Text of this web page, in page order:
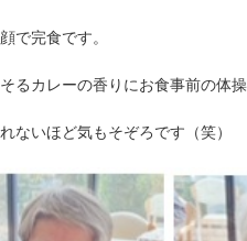
で完食です。
るカレーの香りにお食事前の体
ないほど気もそぞろです（笑）